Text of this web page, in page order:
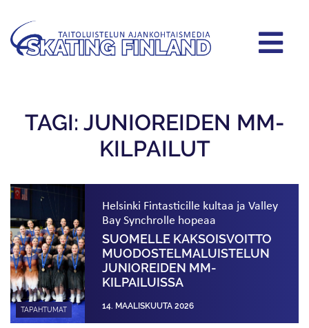
TAGI: JUNIOREIDEN MM-
KILPAILUT
TAPAHTUMAT
Helsinki Fintasticille kultaa ja Valley
Bay Synchrolle hopeaa
SUOMELLE KAKSOISVOITTO
MUODOSTELMA­LUISTELUN
JUNIOREIDEN MM-
KILPAILUISSA
14. MAALISKUUTA 2026